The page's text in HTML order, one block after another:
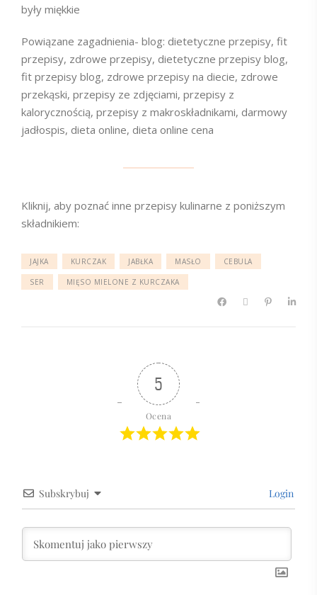
były miękkie
Powiązane zagadnienia- blog: dietetyczne przepisy, fit
przepisy, zdrowe przepisy, dietetyczne przepisy blog,
fit przepisy blog, zdrowe przepisy na diecie, zdrowe
przekąski, przepisy ze zdjęciami, przepisy z
kalorycznością, przepisy z makroskładnikami, darmowy
jadłospis, dieta online, dieta online cena
Kliknij, aby poznać inne przepisy kulinarne z poniższym
składnikiem:
JAJKA KURCZAK JABŁKA MASŁO CEBULA
SER MIĘSO MIELONE Z KURCZAKA
5
Ocena
Subskrybuj Login